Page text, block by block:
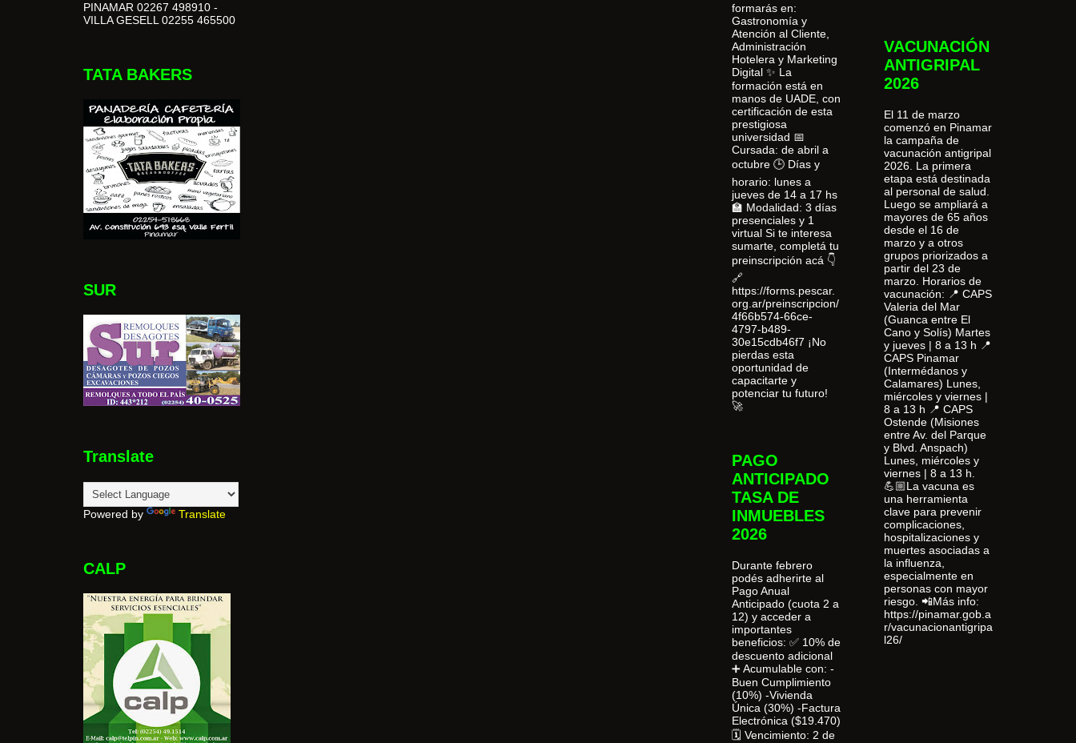
PINAMAR 02267 498910 -
VILLA GESELL 02255 465500
TATA BAKERS
SUR
Translate
Powered by Translate
CALP
formarás en:
Gastronomía y
Atención al Cliente,
Administración
Hotelera y Marketing
Digital ✨ La
formación está en
manos de UADE, con
certificación de esta
prestigiosa
universidad 📅
Cursada: de abril a
octubre 🕒 Días y
horario: lunes a
jueves de 14 a 17 hs
🏫 Modalidad: 3 días
presenciales y 1
virtual Si te interesa
sumarte, completá tu
preinscripción acá 👇
🔗
https://forms.pescar.
org.ar/preinscripcion/
4f66b574-66ce-
4797-b489-
30e15cdb46f7 ¡No
pierdas esta
oportunidad de
capacitarte y
potenciar tu futuro!
🚀
PAGO
ANTICIPADO
TASA DE
INMUEBLES
2026
Durante febrero
podés adherirte al
Pago Anual
Anticipado (cuota 2 a
12) y acceder a
importantes
beneficios: ✅ 10% de
descuento adicional
➕ Acumulable con: -
Buen Cumplimiento
(10%) -Vivienda
Única (30%) -Factura
Electrónica ($19.470)
🗓 Vencimiento: 2 de
VACUNACIÓN
ANTIGRIPAL
2026
El 11 de marzo
comenzó en Pinamar
la campaña de
vacunación antigripal
2026. La primera
etapa está destinada
al personal de salud.
Luego se ampliará a
mayores de 65 años
desde el 16 de
marzo y a otros
grupos priorizados a
partir del 23 de
marzo. Horarios de
vacunación: 📍 CAPS
Valeria del Mar
(Guanca entre El
Cano y Solís) Martes
y jueves | 8 a 13 h 📍
CAPS Pinamar
(Intermédanos y
Calamares) Lunes,
miércoles y viernes |
8 a 13 h 📍 CAPS
Ostende (Misiones
entre Av. del Parque
y Blvd. Anspach)
Lunes, miércoles y
viernes | 8 a 13 h.
💪🏼La vacuna es
una herramienta
clave para prevenir
complicaciones,
hospitalizaciones y
muertes asociadas a
la influenza,
especialmente en
personas con mayor
riesgo. 📲Más info:
https://pinamar.gob.a
r/vacunacionantigripa
l26/